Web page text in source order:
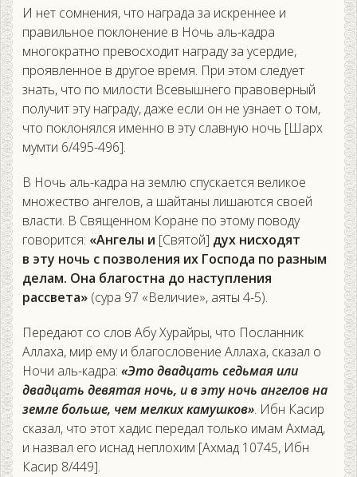
И нет сомнения, что награда за искреннее и
правильное поклонение в Ночь аль-кадра
многократно превосходит награду за усердие,
проявленное в другое время. При этом следует
знать, что по милости Всевышнего правоверный
получит эту награду, даже если он не узнает о том,
что поклонялся именно в эту славную ночь [Шарх
мумти 6/495-496].
В Ночь аль-кадра на землю спускается великое
множество ангелов, а шайтаны лишаются своей
власти. В Священном Коране по этому поводу
говорится: «Ангелы и [Святой] дух нисходят
в эту ночь с позволения их Господа по разным
делам. Она благостна до наступления
рассвета» (сура 97 «Величие», аяты 4-5).
Передают со слов Абу Хурайры, что Посланник
Аллаха, мир ему и благословение Аллаха, сказал о
Ночи аль-кадра: «Это двадцать седьмая или
двадцать девятая ночь, и в эту ночь ангелов на
земле больше, чем мелких камушков». Ибн Касир
сказал, что этот хадис передал только имам Ахмад,
и назвал его иснад неплохим [Ахмад 10745, Ибн
Касир 8/449].